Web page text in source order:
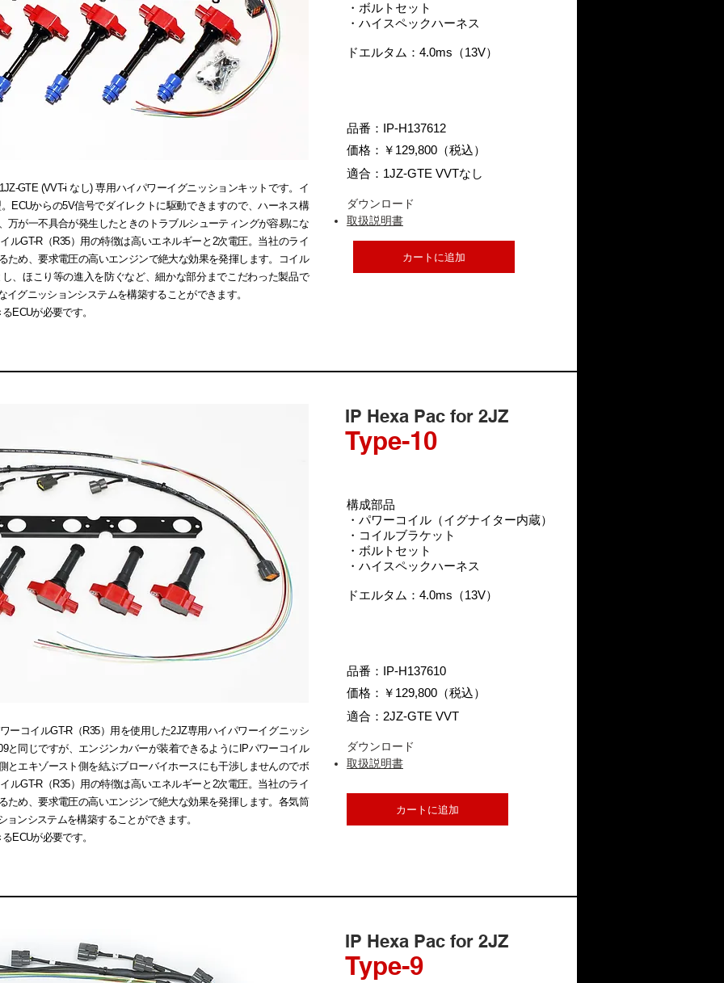
GTE (VVT-i なし) 専用ハイパワーイグニッションキットです。イ
ECUからの5V信号でダイレクトに駆動できますので、ハーネス構
万が一不具合が発生したときのトラブルシューティングが容易にな
ルGT-R（R35）用の特徴は高いエネルギーと2次電圧。当社のライ
ため、要求電圧の高いエンジンで絶大な効果を発揮します。コイル
、ほこり等の進入を防ぐなど、細かな部分までこだわった製品で
グニッションシステムを構築することができます。
ECUが必要です。
・ボルトセット
・ハイスペックハーネス
​ドエルタム：4.0ms（13V）
品番：IP-H137612
価格：￥129,800（税込）
適合：1JZ-GTE VVTなし
ダウンロード
取扱説明書
ーコイルGT-R（R35）用を使用した2JZ専用ハイパワーイグニッシ
と同じですが、エンジンカバーが装着できるようにIPパワーコイル
とエキゾースト側を結ぶブローバイホースにも干渉しませんのでボ
ルGT-R（R35）用の特徴は高いエネルギーと2次電圧。当社のライ
ため、要求電圧の高いエンジンで絶大な効果を発揮します。各気筒
ンシステムを構築することができます。
ECUが必要です。
IP Hexa Pac for 2JZ
Type-10
構成部品
・パワーコイル（イグナイター内蔵）
・コイルブラケット
・ボルトセット
・ハイスペックハーネス
​ドエルタム：4.0ms（13V）
品番：IP-H137610
価格：￥129,800（税込）
適合：2JZ-GTE VVT
ダウンロード
取扱説明書
IP Hexa Pac for 2JZ
Type-9
カートに追加
カートに追加